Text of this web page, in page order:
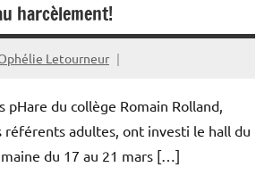
harcèlement!
Letourneur
pHare du collège Romain Rolland,
référents adultes, ont investi le hall du
du 17 au 21 mars […]